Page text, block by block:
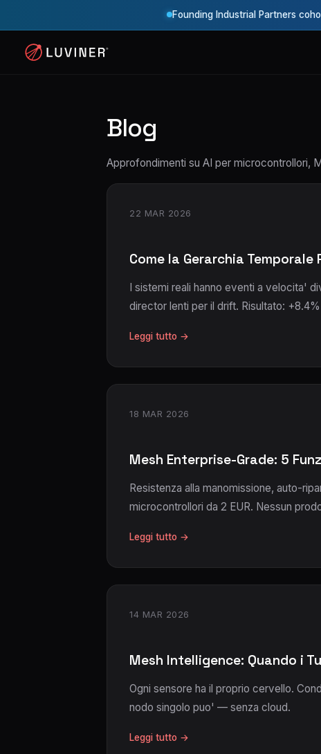
Founding Industrial Partners
Blog
Approfondimenti su AI per microcontrollori,
22 MAR 2026
Come la Gerarchia
I sistemi reali hanno eventi a velocita'
director lenti per il drift. Risultato:
Leggi tutto →
18 MAR 2026
Mesh Enterprise-Grade: 5
Resistenza alla manomissione, auto-
microcontrollori da 2 EUR. Nessun
Leggi tutto →
14 MAR 2026
Mesh Intelligence: Quando i
Ogni sensore ha il proprio cervello.
nodo singolo puo' — senza cloud.
Leggi tutto →